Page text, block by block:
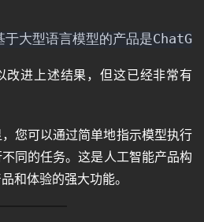
于大型语言模型的产品是
改进上述结果，但这已经非常有
您可以通过简单地指示模型执行
同的任务。这是人工智能产品构
和体验的强大功能。